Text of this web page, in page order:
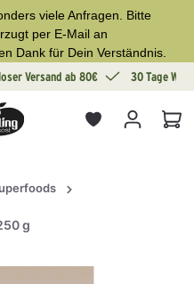
viele Anfragen. Bitte
per E-Mail an
Dank für Dein Verständnis.
Versand ab 80€ 30 Tage
g